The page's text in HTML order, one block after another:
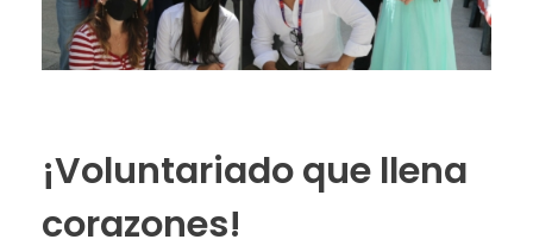
¡Voluntariado que llena
corazones!